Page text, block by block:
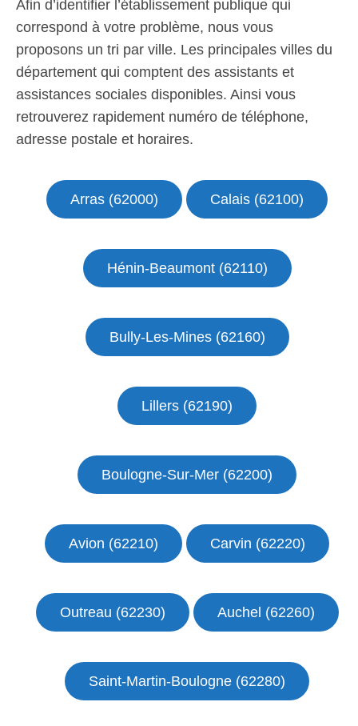
Afin d’identifier l’établissement publique qui
correspond à votre problème, nous vous
proposons un tri par ville. Les principales villes du
département qui comptent des assistants et
assistances sociales disponibles. Ainsi vous
retrouverez rapidement numéro de téléphone,
adresse postale et horaires.
Arras (62000) Calais (62100)
Hénin-Beaumont (62110)
Bully-Les-Mines (62160)
Lillers (62190)
Boulogne-Sur-Mer (62200)
Avion (62210) Carvin (62220)
Outreau (62230) Auchel (62260)
Saint-Martin-Boulogne (62280)